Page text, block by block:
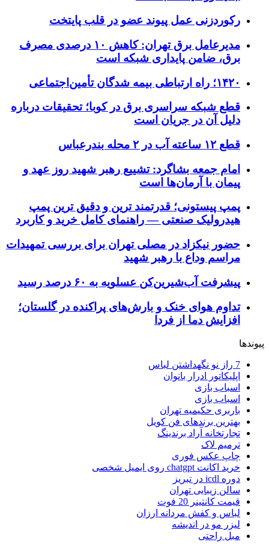
رکوردزنی عمل پیوند عضو در قلب پایتخت
مدیرعامل برق تهران: کاهش ۱۰ درصدی مصرف
برق، ضامن پایداری شبکه است
۱۴۲۰؛ راه ارتباطی بیمه شدگان تأمین‌اجتماعی
قطع شبکه سراسری برق در کوبا؛ تحقیقات درباره
دلیل آن در جریان است
قطع ۱۲ ساعته آب در ۲ محله بندرعباس
امام جمعه بشاگرد: تشییع رهبر شهید روز عهد و
پیمان با آرمان‌ها است
پمپ پیستونی؛ قدرتمند ترین و دقیق‌ ترین پمپ
هیدرولیک صنعتی — راهنمای کامل خرید و کاربرد
حضور نیکزاد در مصلی تهران برای بررسی تمهیدات
مراسم وداع با رهبر شهید
پیشرفت آب‌شیرین‌کن عسلویه به ۶۰ درصد رسید
تداوم هوای خنک و بارش‌های پراکنده در گلستان؛
افزایش دما از فردا
پیوندها
7 راز نو نگهداشتن لباس
اپلیکاتور ادرار بانوان
اسباب بازی
اسباب بازی
باربری حکیمیه تهران
بهترین برندهای فن کویل
تجارتخانه آراد برندینگ
ترمیم لاک
چاپ عکس فوری
خرید اکانت chatgpt روی ایمیل شخصی
دوره icdl در تبریز
سالن زیبایی تهران
قیمت کانتینر 20 فوت
لباس و کفش مردانه ارزان
لیزر مو در اندیشه
مبل راحتی